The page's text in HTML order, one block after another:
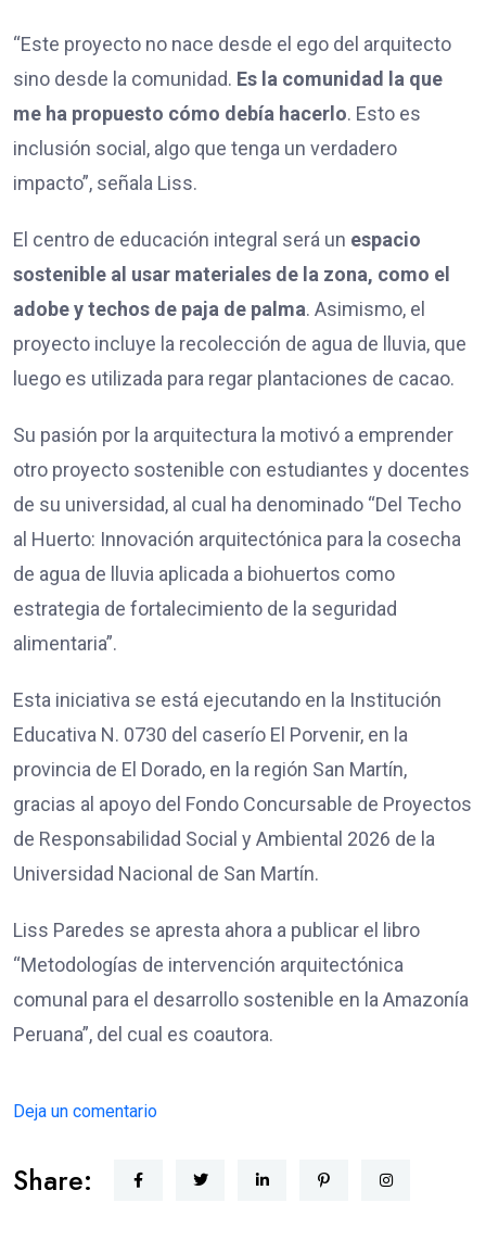
“Este proyecto no nace desde el ego del arquitecto
sino desde la comunidad. Es la comunidad la que
me ha propuesto cómo debía hacerlo. Esto es
inclusión social, algo que tenga un verdadero
impacto”, señala Liss.
El centro de educación integral será un espacio
sostenible al usar materiales de la zona, como el
adobe y techos de paja de palma. Asimismo, el
proyecto incluye la recolección de agua de lluvia, que
luego es utilizada para regar plantaciones de cacao.
Su pasión por la arquitectura la motivó a emprender
otro proyecto sostenible con estudiantes y docentes
de su universidad, al cual ha denominado “Del Techo
al Huerto: Innovación arquitectónica para la cosecha
de agua de lluvia aplicada a biohuertos como
estrategia de fortalecimiento de la seguridad
alimentaria”.
Esta iniciativa se está ejecutando en la Institución
Educativa N. 0730 del caserío El Porvenir, en la
provincia de El Dorado, en la región San Martín,
gracias al apoyo del Fondo Concursable de Proyectos
de Responsabilidad Social y Ambiental 2026 de la
Universidad Nacional de San Martín.
Liss Paredes se apresta ahora a publicar el libro
“Metodologías de intervención arquitectónica
comunal para el desarrollo sostenible en la Amazonía
Peruana”, del cual es coautora.
Deja un comentario
Share: